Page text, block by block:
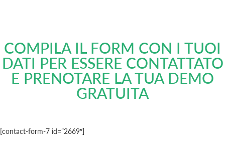
COMPILA IL FORM CON I TUOI
DATI PER ESSERE CONTATTATO
E PRENOTARE LA TUA DEMO
GRATUITA
[contact-form-7 id=”2669″]